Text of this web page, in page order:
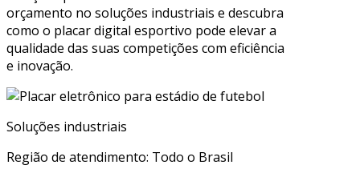
orçamento no soluções industriais e descubra
como o placar digital esportivo pode elevar a
qualidade das suas competições com eficiência
e inovação.
Soluções industriais
Região de atendimento: Todo o Brasil